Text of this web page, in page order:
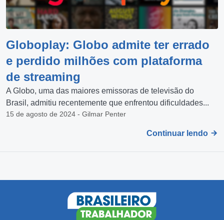
Globoplay: Globo admite ter errado
e perdido milhões com plataforma
de streaming
A Globo, uma das maiores emissoras de televisão do
Brasil, admitiu recentemente que enfrentou dificuldades...
15 de agosto de 2024 - Gilmar Penter
Continuar lendo